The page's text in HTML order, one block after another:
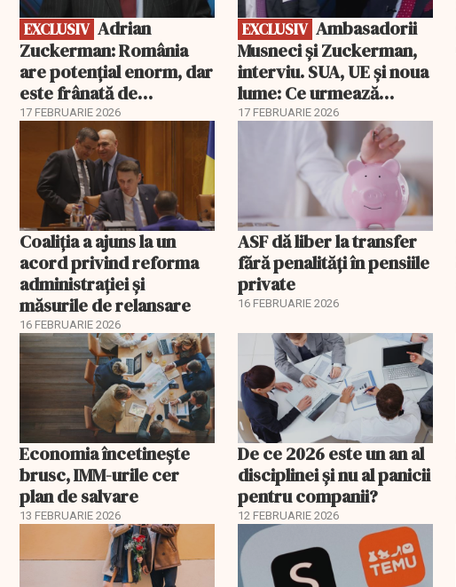
EXCLUSIV
Zuckerman: România
are potențial enorm, dar
este frânată de
corupție, companii de
stat și influența
propagandei ruse
17 FEBRUARIE 2026
EXCLUSIV Ambasadorii
Musneci și Zuckerman,
interviu. SUA, UE și noua
lume: Ce urmează
pentru România
17 FEBRUARIE 2026
Coaliția a ajuns la un
acord privind reforma
administrației și
măsurile de relansare
16 FEBRUARIE 2026
ASF dă liber la transfer
fără penalități în pensiile
private
16 FEBRUARIE 2026
Economia încetinește
brusc, IMM-urile cer
plan de salvare
13 FEBRUARIE 2026
De ce 2026 este un an al
disciplinei și nu al panicii
pentru companii?
12 FEBRUARIE 2026